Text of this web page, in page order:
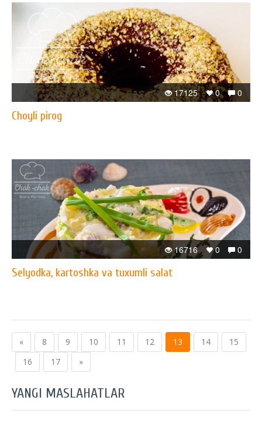
0
0
17125
Choyli pirog
0
0
16716
Selyodka, kartoshka va tuxumli salat
« 8 9 10 11 12 13 14
15
16
17 »
YANGI MASLAHATLAR